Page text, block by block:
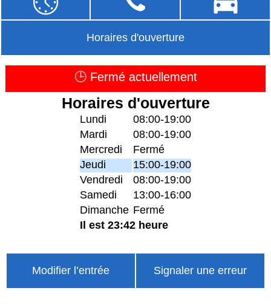
Horaires d'ouverture
🕒 Fermé actuellement
Horaires d'ouverture
Lundi
08:00-19:00
Mardi
08:00-19:00
Mercredi
Fermé
Jeudi
15:00-19:00
Vendredi
08:00-19:00
Samedi
13:00-16:00
Dimanche Fermé
Il est 23:42 heure
Modifier l’entrée Signaler une erreur